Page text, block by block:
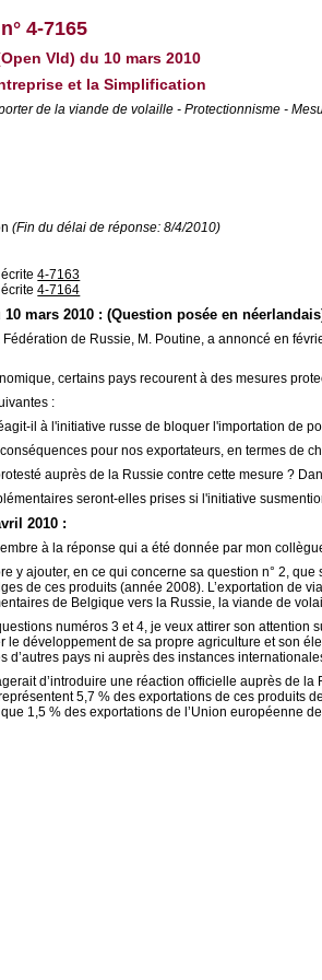
4-7165
Vld) du 10 mars 2010
et la Simplification
de la viande de volaille - Protectionnisme -
(Fin du délai de réponse: 8/4/2010)
écrite4-7163
écrite4-7164
10 mars 2010 : (Question posée en
de Russie, M. Poutine, a annoncé en
certains pays recourent à des mesures
:
il à l'initiative russe de bloquer l'importation de
pour nos exportateurs, en termes de
auprès de la Russie contre cette mesure ?
seront-elles prises si l'initiative
2010 :
à la réponse qui a été donnée par mon
y ajouter, en ce qui concerne sa question n° 2,
de ces produits (année 2008). L’exportation de
de Belgique vers la Russie, la viande de
numéros 3 et 4, je veux attirer son
le développement de sa propre agriculture et son
d’autres pays ni auprès des instances
d’introduire une réaction officielle auprès de
5,7 % des exportations de ces produits
1,5 % des exportations de l’Union européenne